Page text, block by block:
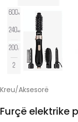
Kreu/Aksesorë
Furçë elektrike